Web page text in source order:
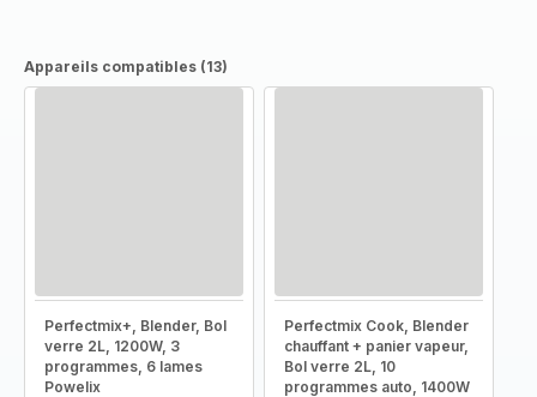
Appareils compatibles (13)
Perfectmix+, Blender, Bol
verre 2L, 1200W, 3
programmes, 6 lames
Powelix
Perfectmix Cook, Blender
chauffant + panier vapeur,
Bol verre 2L, 10
programmes auto, 1400W